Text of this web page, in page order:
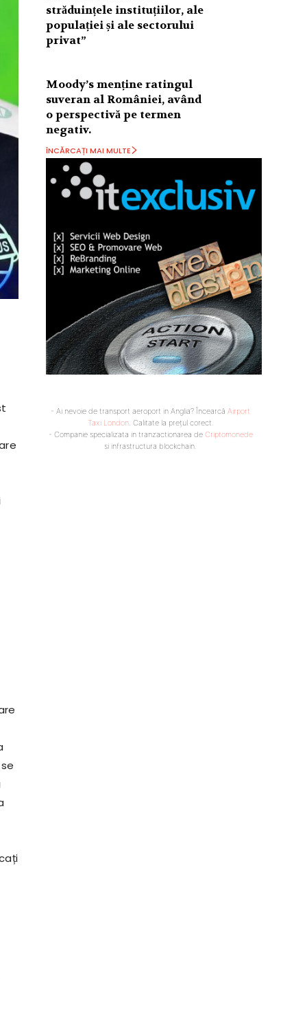
străduințele instituțiilor, ale
populației și ale sectorului
privat”
Moody’s menține ratingul
suveran al României, având
o perspectivă pe termen
negativ.
ÎNCĂRCAȚI MAI MULTE
- Ai nevoie de transport aeroport in Anglia? Încearcă Airport
Taxi London. Calitate la prețul corect.
- Companie specializata in tranzactionarea de Criptomonede
si infrastructura blockchain.